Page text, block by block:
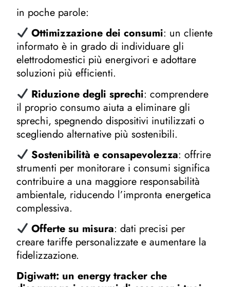
in poche parole:
Ottimizzazione dei consumi: un cliente
informato è in grado di individuare gli
elettrodomestici più energivori e adottare
soluzioni più efficienti.
Riduzione degli sprechi: comprendere
il proprio consumo aiuta a eliminare gli
sprechi, spegnendo dispositivi inutilizzati o
scegliendo alternative più sostenibili.
Sostenibilità e consapevolezza: offrire
strumenti per monitorare i consumi significa
contribuire a una maggiore responsabilità
ambientale, riducendo l’impronta energetica
complessiva.
Offerte su misura: dati precisi per
creare tariffe personalizzate e aumentare la
fidelizzazione.
Digiwatt: un energy tracker che